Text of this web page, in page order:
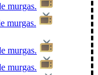
murgas.
murgas.
murgas.
murgas.